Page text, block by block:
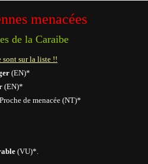
menacées
de la Caraibe
sont sur la liste !!
(EN)*
(EN)*
de menacée (NT)*
(VU)*.